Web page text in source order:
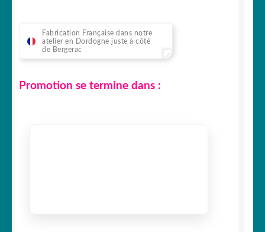
Fabrication Française dans notre
atelier en Dordogne juste à côté
de Bergerac
Promotion se termine dans :